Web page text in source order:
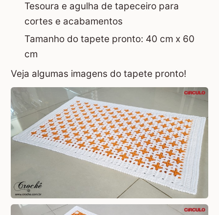
Tesoura e agulha de tapeceiro para
cortes e acabamentos
Tamanho do tapete pronto: 40 cm x 60
cm
Veja algumas imagens do tapete pronto!